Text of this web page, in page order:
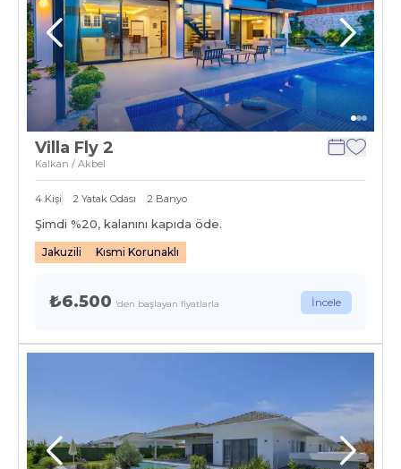
Villa Fly 2
Kalkan / Akbel
4 Kişi 2 Yatak Odası 2 Banyo
Şimdi %20, kalanını kapıda öde.
Jakuzili Kısmi Korunaklı
₺6.500 'den başlayan fiyatlarla İncele